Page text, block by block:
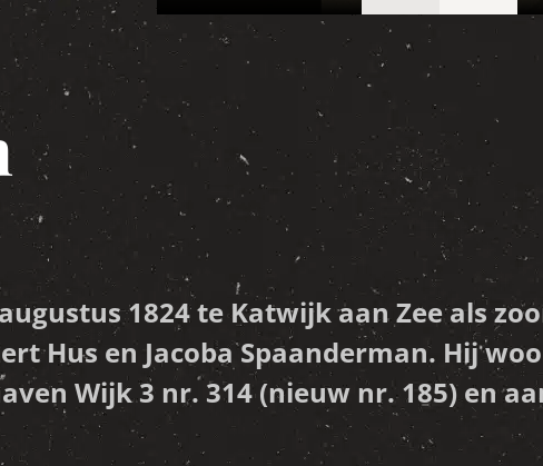
1824 te Katwijk aan Zee als
Hus en Jacoba Spaanderman. Hij
Wijk 3 nr. 314 (nieuw nr. 185) en